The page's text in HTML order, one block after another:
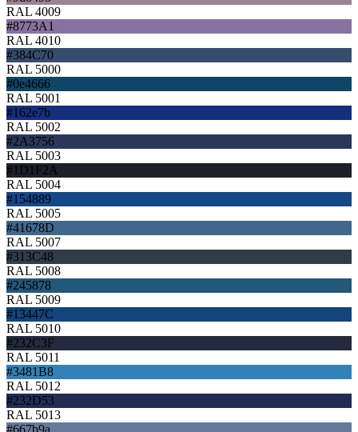
RAL 4009
#8773A1
RAL 4010
#384C70
RAL 5000
#0e4666
RAL 5001
#162e7b
RAL 5002
#2A3756
RAL 5003
#1D1F2A
RAL 5004
#154889
RAL 5005
#41678D
RAL 5007
#313C48
RAL 5008
#245878
RAL 5009
#13447C
RAL 5010
#232C3F
RAL 5011
#3481B8
RAL 5012
#232D53
RAL 5013
#667b9a